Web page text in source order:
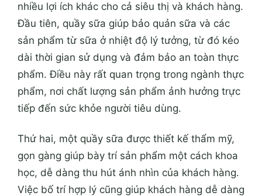
nhiều lợi ích khác cho cả siêu thị và khách hàng.
Đầu tiên, quầy sữa giúp bảo quản sữa và các
sản phẩm từ sữa ở nhiệt độ lý tưởng, từ đó kéo
dài thời gian sử dụng và đảm bảo an toàn thực
phẩm. Điều này rất quan trọng trong ngành thực
phẩm, nơi chất lượng sản phẩm ảnh hưởng trực
tiếp đến sức khỏe người tiêu dùng.
Thứ hai, một quầy sữa được thiết kế thẩm mỹ,
gọn gàng giúp bày trí sản phẩm một cách khoa
học, dễ dàng thu hút ánh nhìn của khách hàng.
Việc bố trí hợp lý cũng giúp khách hàng dễ dàng